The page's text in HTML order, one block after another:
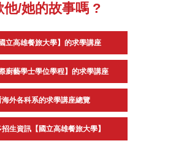
他/她的故事嗎 ?
立高雄餐旅大學】的求學講座
廚藝學士學位學程】的求學講座
海外各科系的求學講座總覽
生資訊【國立高雄餐旅大學】